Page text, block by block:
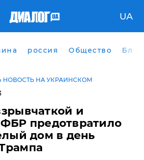
UA
россия Общество
НОВОСТЬ НА УКРАИНСКОМ
и
предотвратило
дом в день